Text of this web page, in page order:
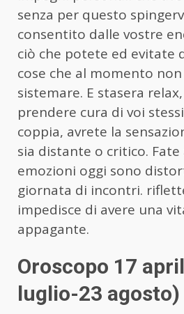
senza per questo
consentito dalle vostre
ciò che potete ed evitate
cose che al momento
sistemare. E stasera
prendere cura di voi
coppia, avrete la
sia distante o critico.
emozioni oggi sono
giornata di incontri.
impedisce di avere una
appagante.
Oroscopo 17
luglio-23 agosto)